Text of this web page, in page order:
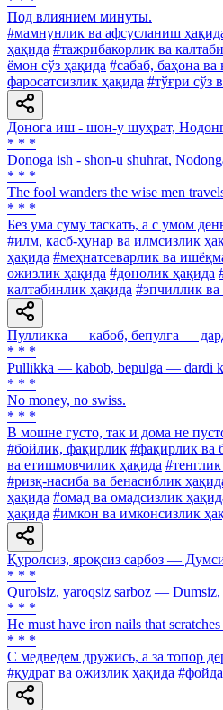
Под влиянием минуты.
#мамнунлик ва афсусланиш
ҳақида #тажрибакорлик ва
ёмон сўз ҳақида #сабаб, баҳона
фаросатсизлик ҳақида #тўғри сўз
Донога иш - шон-у шуҳрат,
* * *
Donoga ish - shon-u shuhrat,
* * *
The fool wanders the wise men
* * *
Без ума суму таскать, а с умом
#илм, касб-ҳунар ва илмсизлик
ҳақида #меҳнатсеварлик ва
ожизлик ҳақида #донолик ҳақида
калтабинлик ҳақида #эпчиллик
Пулликка — кабоб, бепулга —
* * *
Pullikka — kabob, bepulga — dardi
* * *
No money, no swiss.
* * *
В мошне густо, так и дома не
#бойлик, фақирлик #фақирлик ва
ва етишмовчилик ҳақида
#ризқ-насиба ва бенасиблик
ҳақида #омад ва омадсизлик
ҳақида #имкон ва имконсизлик
Қуролсиз, яроқсиз сарбоз —
* * *
Qurolsiz, yaroqsiz sarboz — Dumsiz,
* * *
Не must have iron nails that scratches
* * *
С медведем дружись, а за топор
#қудрат ва ожизлик ҳақида